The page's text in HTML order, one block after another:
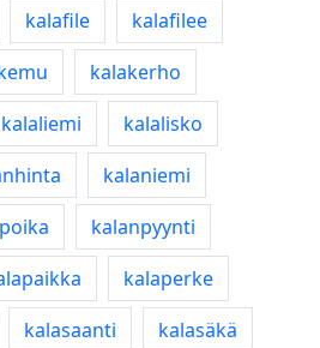
kalafile
kalafilee
kalakerho
kalaliemi
kalalisko
kalaniemi
kalanpyynti
kalaperke
kalasaanti
kalasäkä